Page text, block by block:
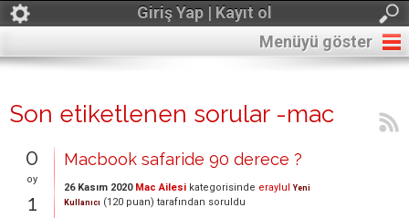
Giriş Yap | Kayıt ol
Menüyü göster
Son etiketlenen sorular -mac
0
oy
1
Macbook safaride 90 derece ?
26 Kasım 2020 Mac Ailesi kategorisinde eraylul Yeni
Kullanıcı (120 puan) tarafından soruldu